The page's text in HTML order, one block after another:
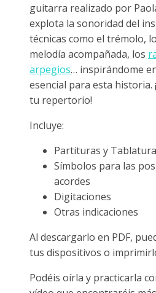
guitarra realizado por
explota la sonoridad del
técnicas como el trémolo,
melodía acompañada, los
arpegios… inspirándome
esencial para esta historia.
tu repertorio!
Incluye:
Partituras y
Símbolos para las
acordes
Digitaciones
Otras indicaciones
Al descargarlo en PDF,
tus dispositivos o
Podéis oírla y practicarla